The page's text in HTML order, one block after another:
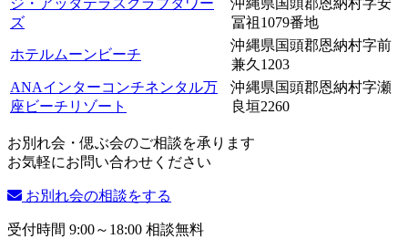
ズ
冨祖1079番地
ホテルムーンビーチ
沖縄県国頭郡恩納村字前
兼久1203
ANAインターコンチネンタル万
座ビーチリゾート
沖縄県国頭郡恩納村字瀬
良垣2260
お別れ会・偲ぶ会のご相談を承ります
お気軽にお問い合わせください
お別れ会の相談をする
受付時間 9:00～18:00 相談無料